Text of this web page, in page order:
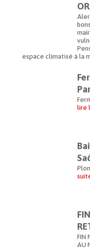
espace climatisé à la
lire
FIN
AU